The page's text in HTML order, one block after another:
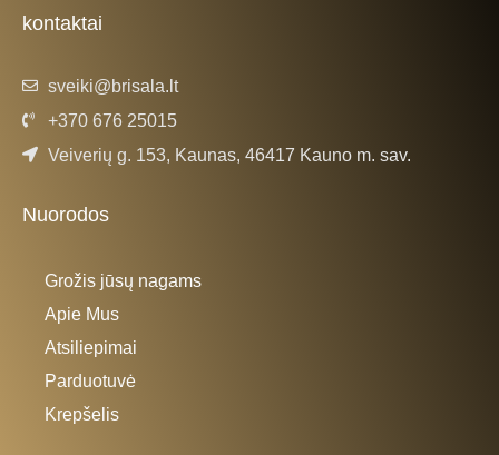
-
f
m
kontaktai
sveiki@brisala.lt
+370 676 25015
Veiverių g. 153, Kaunas, 46417 Kauno m. sav.
Nuorodos
Grožis jūsų nagams
Apie Mus
Atsiliepimai
Parduotuvė
Krepšelis